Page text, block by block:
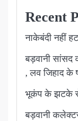
Recent
नाकेबंदी नहीं
बड़वानी सांसद
, लव जिहाद के
भूकंप के झटके से
बड़वानी